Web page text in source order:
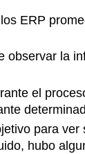
ERP
la
el
para
hubo